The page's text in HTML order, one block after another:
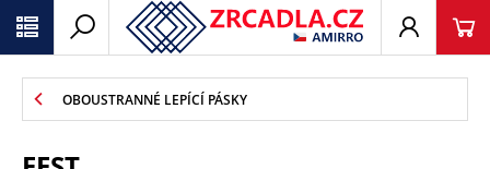
OBOUSTRANNÉ LEPÍCÍ PÁSKY